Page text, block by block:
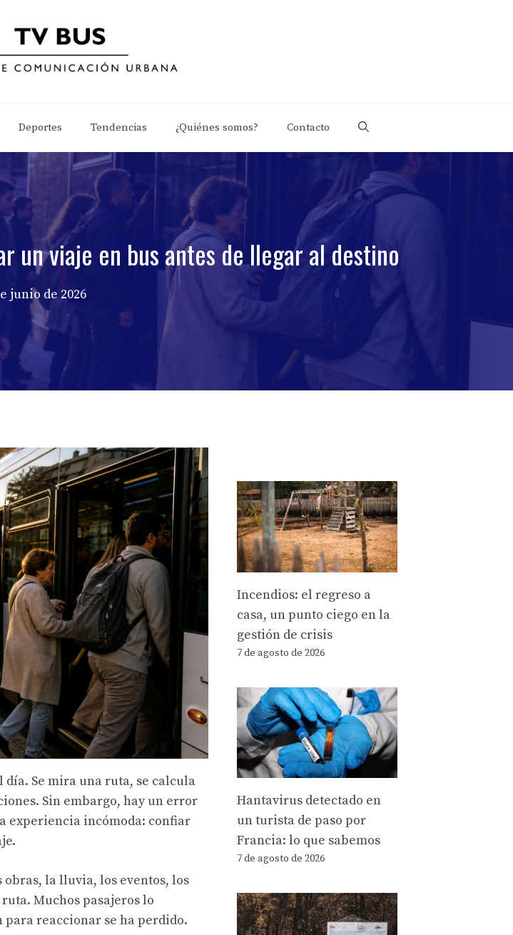
Deportes Tendencias ¿Quiénes somos? Contacto
un viaje en bus antes de llegar al destino
junio de 2026
día. Se mira una ruta, se calcula
Sin embargo, hay un error
experiencia incómoda: confiar
la lluvia, los eventos, los
Muchos pasajeros lo
para reaccionar se ha perdido.
Incendios: el regreso a
casa, un punto ciego en la
gestión de crisis
7 de agosto de 2026
Hantavirus detectado en
un turista de paso por
Francia: lo que sabemos
7 de agosto de 2026